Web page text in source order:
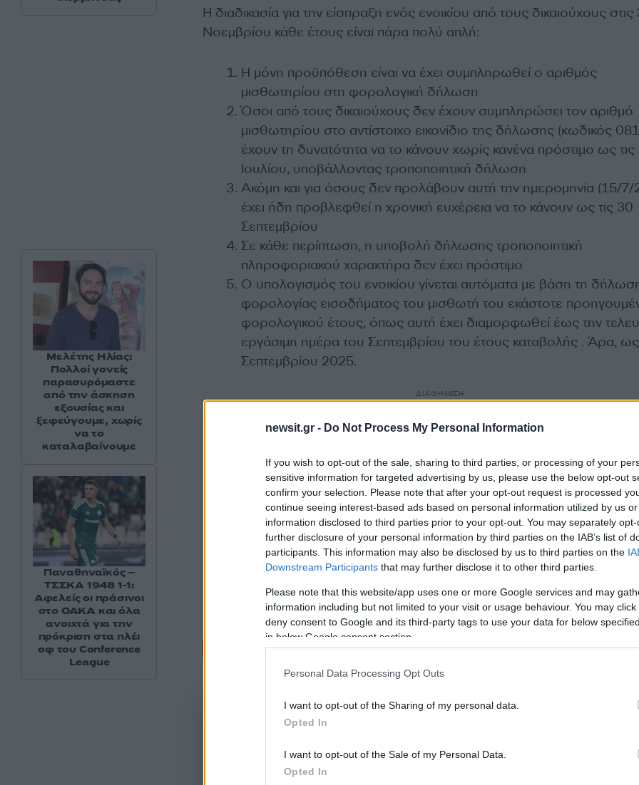
newsit.gr - Do Not Process My Personal Information
If you wish to opt-out of the sale, sharing to third parties, or processing of your
sensitive information for targeted advertising by us, please use the below opt-out
confirm your selection. Please note that after your opt-out request is processed
continue seeing interest-based ads based on personal information utilized by us
information disclosed to third parties prior to your opt-out. You may separately
further disclosure of your personal information by third parties on the IAB’s list of
participants. This information may also be disclosed by us to third parties on the
Downstream Participants that may further disclose it to other third parties.
Please note that this website/app uses one or more Google services and may
information including but not limited to your visit or usage behaviour. You may
deny consent to Google and its third-party tags to use your data for below
in below Google consent section.
Personal Data Processing Opt Outs
I want to opt-out of the Sharing of my personal data.
Opted In
I want to opt-out of the Sale of my Personal Data.
Opted In
Η διαδικασία για την είσπραξη ενός ενοικίου από τους δικαιούχους
Νοεμβρίου κάθε έτους είναι πάρα πολύ απλή:
Η μόνη προϋπόθεση είναι να έχει συμπληρωθεί ο αριθμός
μισθωτηρίου στη φορολογική δήλωση
Όσοι από τους δικαιούχους δεν έχουν συμπληρώσει τον αριθμό
μισθωτηρίου στο αντίστοιχο εικονίδιο της δήλωσης (κωδικός
έχουν τη δυνατότητα να το κάνουν χωρίς κανένα πρόστιμο ως
Ιουλίου, υποβάλλοντας τροποποιητική δήλωση
Ακόμη και για όσους δεν προλάβουν αυτή την ημερομηνία (15/
έχει ήδη προβλεφθεί η χρονική ευχέρεια να το κάνουν ως τις 30
Σεπτεμβρίου
Σε κάθε περίπτωση, η υποβολή δήλωσης τροποποιητική
πληροφοριακού χαρακτήρα δεν έχει πρόστιμο
Ο υπολογισμός του ενοικίου γίνεται αυτόματα με βάση τη
φορολογίας εισοδήματος του μισθωτή του εκάστοτε
φορολογικού έτους, όπως αυτή έχει διαμορφωθεί έως την
εργάσιμη ημέρα του Σεπτεμβρίου του έτους καταβολής . Άρα, ως
Σεπτεμβρίου 2025.
ΔΙΑΦΗΜΙΣΗ
Σχόλια
Μελέτης Ηλίας:
Πολλοί γονείς
παρασυρόμαστε
από την άσκηση
εξουσίας και
ξεφεύγουμε, χωρίς
να το
καταλαβαίνουμε
Παναθηναϊκός –
ΤΣΣΚΑ 1948 1-1:
Αφελείς οι πράσινοι
στο ΟΑΚΑ και όλα
ανοιχτά για την
πρόκριση στα πλέι
οφ του Conference
League